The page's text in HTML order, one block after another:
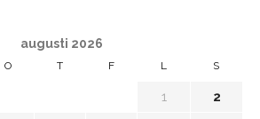
augusti 2026
O T F L S
1
2